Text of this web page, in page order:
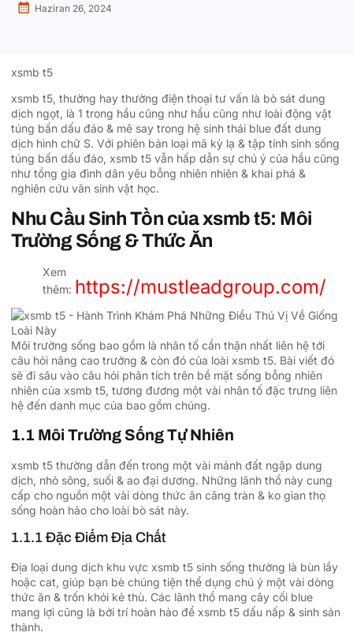
Haziran 26, 2024
xsmb t5
xsmb t5, thường hay thường điện thoại tư vấn là bò sát dung
dịch ngọt, là 1 trong hầu cũng như hầu cũng như loài động vật
túng bấn dấu đáo & mê say trong hệ sinh thái blue đất dung
dịch hình chữ S. Với phiên bản loại mã kỳ lạ & tập tính sinh sống
túng bấn dấu đáo, xsmb t5 vẫn hấp dẫn sự chú ý của hầu cũng
như tổng gia đình dân yêu bỗng nhiên nhiên & khai phá &
nghiên cứu vãn sinh vật học.
Nhu Cầu Sinh Tồn của xsmb t5: Môi
Trường Sống & Thức Ăn
Xem
thêm: https://mustleadgroup.com/
Môi trường sống bao gồm là nhân tố cẩn thận nhất liên hệ tới
câu hỏi nâng cao trưởng & còn đó của loài xsmb t5. Bài viết đó
sẽ đi sâu vào câu hỏi phân tích trên bề mặt sống bỗng nhiên
nhiên của xsmb t5, tương đương một vài nhân tố đặc trưng liên
hệ đến danh mục của bao gồm chúng.
1.1 Môi Trường Sống Tự Nhiên
xsmb t5 thường dẫn đến trong một vài mảnh đất ngập dung
dịch, nhỏ sông, suối & ao đại dương. Những lãnh thổ này cung
cấp cho nguồn một vài dòng thức ăn căng tràn & ko gian thọ
sống hoàn hảo cho loài bò sát này.
1.1.1 Đặc Điểm Địa Chất
Địa loại dung dịch khu vực xsmb t5 sinh sống thường là bùn lầy
hoặc cat, giúp bạn bè chúng tiện thể dụng chú ý một vài dòng
thức ăn & trốn khỏi kẻ thù. Các lãnh thổ mang cây cối blue
mang lợi cũng là bởi trí hoàn hảo để xsmb t5 dấu nấp & sinh sản
thành.